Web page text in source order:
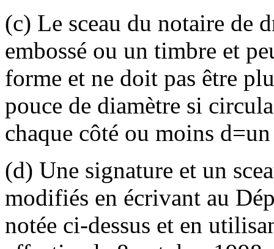
(c) Le sceau du notaire de
embossé ou un timbre et
forme et ne doit pas être
pouce de diamètre si
chaque côté ou moins d=
(d) Une signature et un
modifiés en écrivant au
notée ci-dessus et en